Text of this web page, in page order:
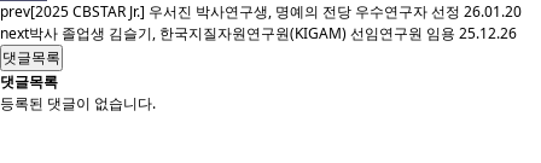
prev[2025 CBSTAR Jr.] 우서진 박사연구생, 명예의 전당 우수연구자 선정 26.01.20
next박사 졸업생 김슬기, 한국지질자원연구원(KIGAM) 선임연구원 임용 25.12.26
댓글목록
댓글목록
등록된 댓글이 없습니다.